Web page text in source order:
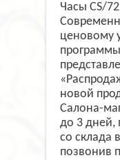
Часы CS/
ценовому
новой
Салона-
до 3 дней,
со склада
позвонив